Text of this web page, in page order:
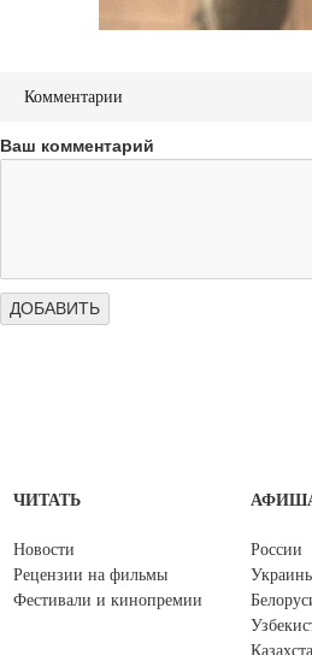
Комментарии
Ваш комментарий
ЧИТАТЬ
Новости
Рецензии на фильмы
Фестивали и кинопремии
России